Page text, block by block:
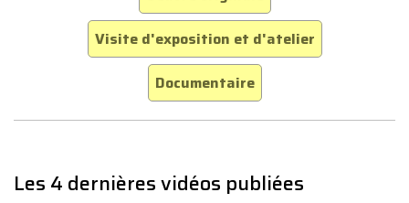
Visite d'exposition et d'atelier
Documentaire
Les 4 dernières vidéos publiées